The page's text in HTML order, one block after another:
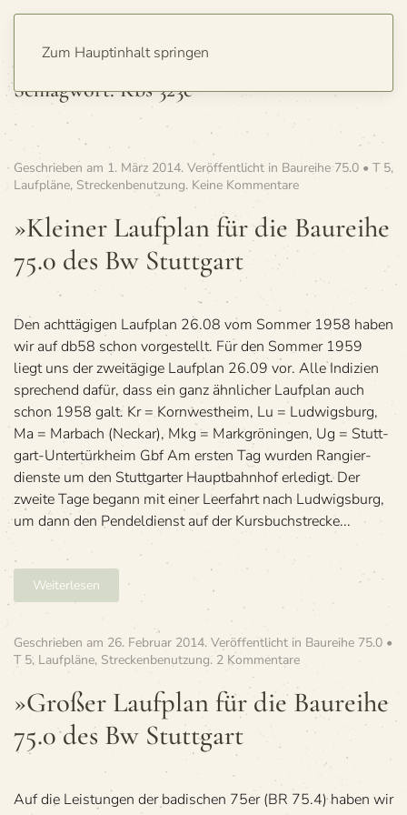
Zum Hauptinhalt springen
Schlagwort:Kbs 323e
Geschrieben am 1. März 2014. Veröffentlicht in Baureihe 75.0 • T 5,
Laufpläne, Streckenbenutzung. Keine Kommentarezu
ner
Lauf­
reihe
75.0
des
Bw
Stuttgart
»Klei­ner Lauf­plan für die Bau­reihe
75.0 des Bw Stuttgart
Den acht­tä­gi­gen Lauf­plan 26.08 vom Som­mer 1958 haben
wir auf db58 schon vor­ge­stellt. Für den Som­mer 1959
liegt uns der zwei­tä­gige Lauf­plan 26.09 vor. Alle Indi­zien
spre­chend dafür, dass ein ganz ähn­li­cher Lauf­plan auch
schon 1958 galt. Kr = Korn­west­heim, Lu = Lud­wigs­burg,
Ma = Mar­bach (Neckar), Mkg = Mark­grö­nin­gen, Ug = Stutt­
gart-Unter­türk­heim Gbf Am ers­ten Tag wur­den Ran­gier­
dienste um den Stutt­gar­ter Haupt­bahn­hof erle­digt. Der
zweite Tage begann mit einer Leer­fahrt nach Lud­wigs­burg,
um dann den Pen­del­dienst auf der Kurs­buch­stre­cke...
Weiterlesen
Geschrieben am 26. Februar 2014. Veröffentlicht in Baureihe 75.0 •
T 5, Laufpläne, Streckenbenutzung. 2 Kommentarezu
ßer
Lauf­
plan
reihe
»Gro­ßer Lauf­plan für die Bau­reihe
75.0 des Bw Stuttgart
Auf die Leis­tun­gen der badi­schen 75er (BR 75.4) haben wir